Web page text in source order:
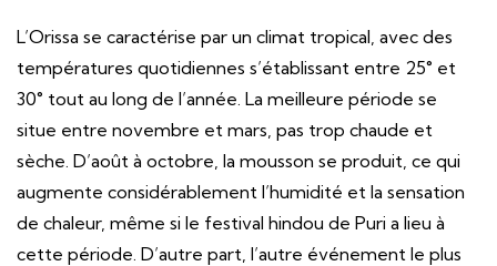
L’Orissa se caractérise par un climat tropical, avec des
températures quotidiennes s’établissant entre 25° et
30° tout au long de l’année. La meilleure période se
situe entre novembre et mars, pas trop chaude et
sèche. D’août à octobre, la mousson se produit, ce qui
augmente considérablement l’humidité et la sensation
de chaleur, même si le festival hindou de Puri a lieu à
cette période. D’autre part, l’autre événement le plus